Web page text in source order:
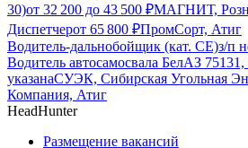
30)от 32 200 до 43 500 ₽МАГНИТ,
Диспетчерот 65 800 ₽ПромCорт, Атиг
Водитель-дальнобойщик (кат. CE)з/п
Водитель автосамосвала БелАЗ 75131,
указанаСУЭК, Сибирская Угольная
Компания, Атиг
HeadHunter
Размещение вакансий